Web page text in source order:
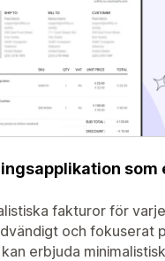
som
fakturor för
och fokuserat
erbjuda